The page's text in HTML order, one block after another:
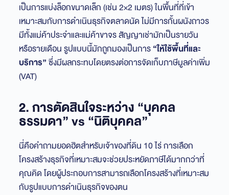
เป็นการแบ่งล็อกขนาดเล็ก (เช่น 2×2 เมตร) ในพื้นที่ที่เข้า
เหมาะสมกับการดำเนินธุรกิจตลาดนัด ไม่มีการกั้นผนังถาวร
มีทั้งแม่ค้าประจำและแม่ค้าขาจร สัญญาเช่ามักเป็นรายวัน
หรือรายเดือน รูปแบบนี้มักถูกมองเป็นการ“ให้ใช้พื้นที่และ
บริการ”ซึ่งมีผลกระทบโดยตรงต่อการจัดเก็บภาษีมูลค่าเพิ่ม
(VAT)
2. การตัดสินใจระหว่าง “บุคคล
ธรรมดา” vs “นิติบุคคล”
นี่คือคำถามยอดฮิตสำหรับเจ้าของที่ดิน 10 ไร่ การเลือก
โครงสร้างธุรกิจที่เหมาะสมจะช่วยประหยัดภาษีได้มากกว่าที่
คุณคิด โดยผู้ประกอบการสามารถเลือกโครงสร้างที่เหมาะสม
กับรูปแบบการดำเนินธุรกิจของตน